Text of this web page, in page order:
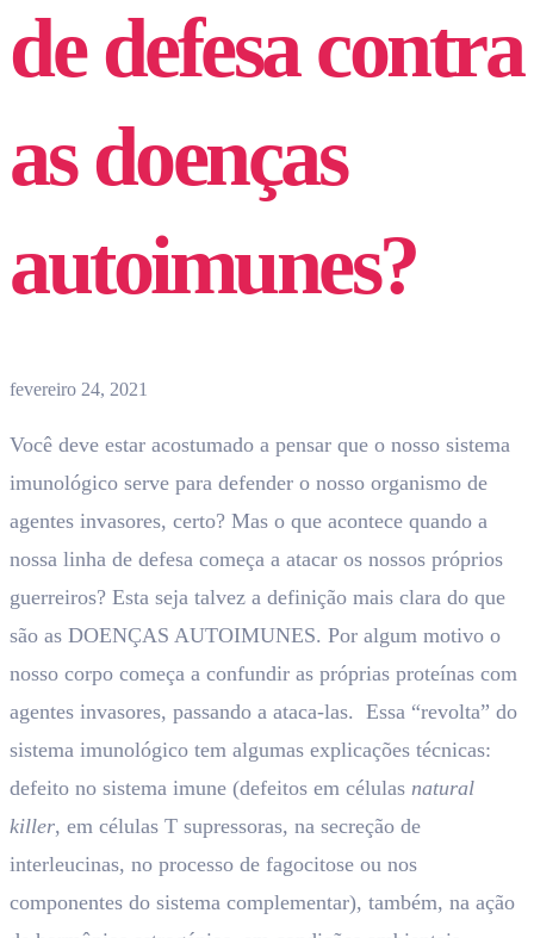
de defesa contra
as doenças
autoimunes?
fevereiro 24, 2021
Você deve estar acostumado a pensar que o nosso sistema
imunológico serve para defender o nosso organismo de
agentes invasores, certo? Mas o que acontece quando a
nossa linha de defesa começa a atacar os nossos próprios
guerreiros? Esta seja talvez a definição mais clara do que
são as DOENÇAS AUTOIMUNES. Por algum motivo o
nosso corpo começa a confundir as próprias proteínas com
agentes invasores, passando a ataca-las. Essa “revolta” do
sistema imunológico tem algumas explicações técnicas:
defeito no sistema imune (defeitos em células natural
killer, em células T supressoras, na secreção de
interleucinas, no processo de fagocitose ou nos
componentes do sistema complementar), também, na ação